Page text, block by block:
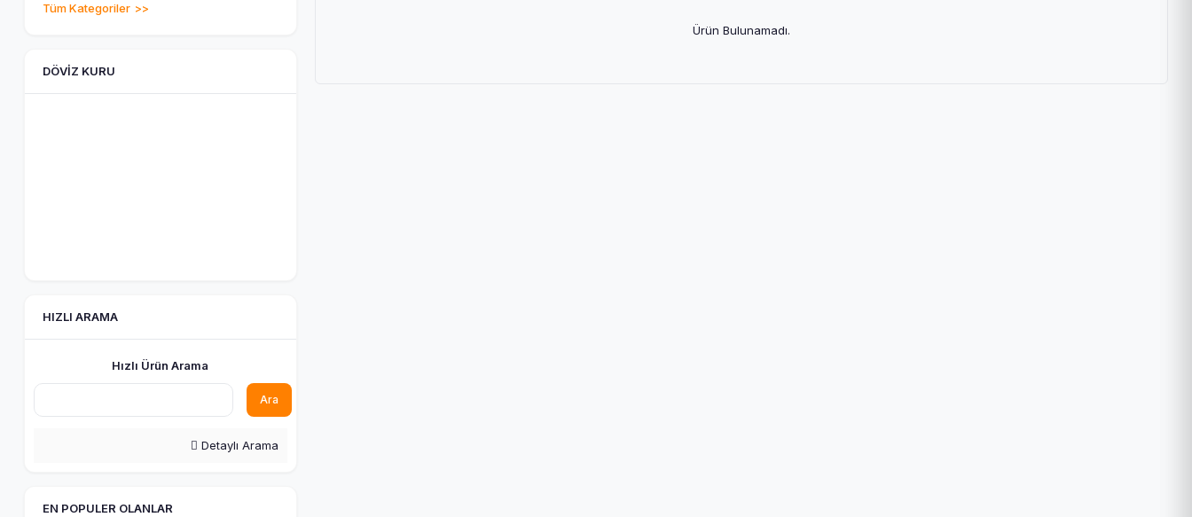
Tüm Kategoriler
DÖVIZ KURU
HIZLI ARAMA
Hızlı Ürün Arama
Ara
Detaylı Arama
EN POPULER OLANLAR
Ürün Bulunamadı.